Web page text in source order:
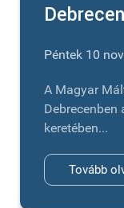
Debrecen
Péntek 10
A Magyar
keretében...
Tovább